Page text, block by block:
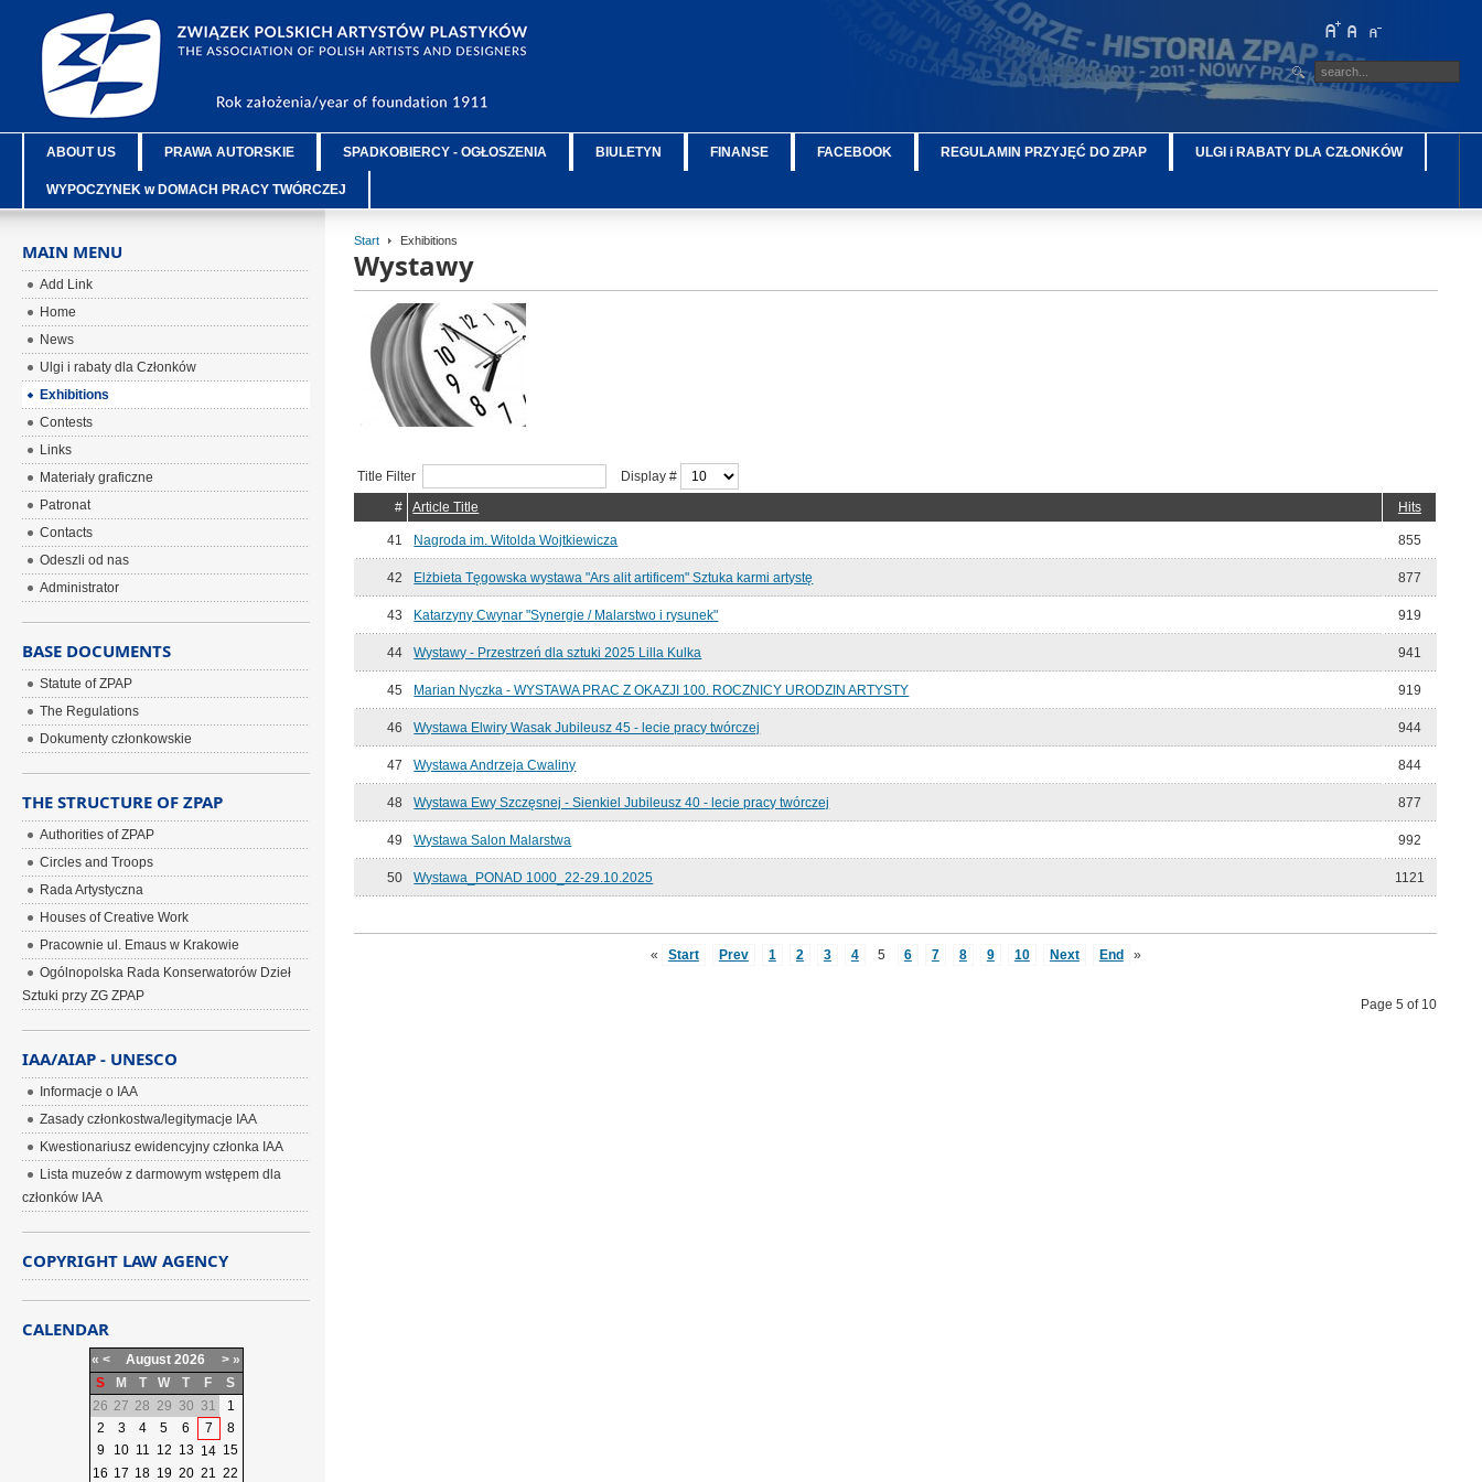
ABOUT US PRAWA AUTORSKIE SPADKOBIERCY - OGŁOSZENIA BIULETYN FINANSE FACEBOOK REGULAMIN PRZYJĘĆ DO ZPAP ULGI i RABATY DLA CZŁONKÓW
WYPOCZYNEK w DOMACH PRACY TWÓRCZEJ
Start Exhibitions
Wystawy
Title Filter
Display #
#
Article Title Hits
41 Nagroda im. Witolda Wojtkiewicza 855
42 Elżbieta Tęgowska wystawa "Ars alit artificem" Sztuka karmi artystę 877
43 Katarzyny Cwynar "Synergie / Malarstwo i rysunek" 919
44 Wystawy - Przestrzeń dla sztuki 2025 Lilla Kulka 941
45 Marian Nyczka - WYSTAWA PRAC Z OKAZJI 100. ROCZNICY URODZIN ARTYSTY 919
46 Wystawa Elwiry Wasak Jubileusz 45 - lecie pracy twórczej 944
47 Wystawa Andrzeja Cwaliny 844
48 Wystawa Ewy Szczęsnej - Sienkiel Jubileusz 40 - lecie pracy twórczej 877
49 Wystawa Salon Malarstwa 992
50 Wystawa_PONAD 1000_22-29.10.2025 1121
« Start Prev 1 2 3 4 5 6 7 8 9 10 Next End »
Page 5 of 10
MAIN MENU
Add Link
Home
News
Ulgi i rabaty dla Członków
Exhibitions
Contests
Links
Materiały graficzne
Patronat
Contacts
Odeszli od nas
Administrator
BASE DOCUMENTS
Statute of ZPAP
The Regulations
Dokumenty członkowskie
THE STRUCTURE OF ZPAP
Authorities of ZPAP
Circles and Troops
Rada Artystyczna
Houses of Creative Work
Pracownie ul. Emaus w Krakowie
Ogólnopolska Rada Konserwatorów Dzieł
Sztuki przy ZG ZPAP
IAA/AIAP - UNESCO
Informacje o IAA
Zasady członkostwa/legitymacje IAA
Kwestionariusz ewidencyjny członka IAA
Lista muzeów z darmowym wstępem dla
członków IAA
COPYRIGHT LAW AGENCY
CALENDAR
« < August 2026 > »
S
M T W T F
S
26 27 28 29 30 31
1
2
3 4 5 6 7
8
9
10 11 12 13 14 15
16 17 18 19 20 21 22